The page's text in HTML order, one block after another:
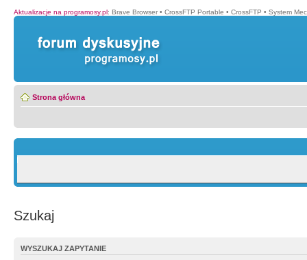
Aktualizacje na programosy.pl: Brave Browser • CrossFTP Portable • CrossFTP • System
Strona główna
Szukaj
WYSZUKAJ ZAPYTANIE